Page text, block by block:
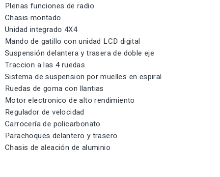
Plenas funciones de radio
Chasis montado
Unidad integrado 4X4
Mando de gatillo con unidad LCD digital
Suspensión delantera y trasera de doble eje
Traccion a las 4 ruedas
Sistema de suspension por muelles en espiral
Ruedas de goma con llantias
Motor electronico de alto rendimiento
Regulador de velocidad
Carrocería de policarbonato
Parachoques delantero y trasero
Chasis de aleación de aluminio